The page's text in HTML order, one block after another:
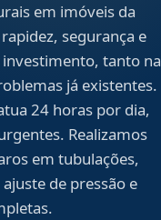
em imóveis da
segurança e
tanto na
já existentes.
24 horas por dia,
Realizamos
em tubulações,
de pressão e